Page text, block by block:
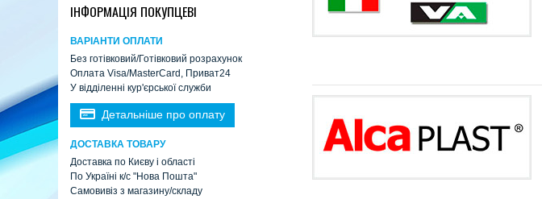
ІНФОРМАЦІЯ ПОКУПЦЕВІ
ВАРІАНТИ ОПЛАТИ
Без готівковий/Готівковий розрахунок
Оплата Visa/MasterCard, Приват24
У відділенні кур'єрської служби
Детальніше про оплату
ДОСТАВКА ТОВАРУ
Доставка по Києву і області
По Україні к/с "Нова Пошта"
Самовивіз з магазину/складу